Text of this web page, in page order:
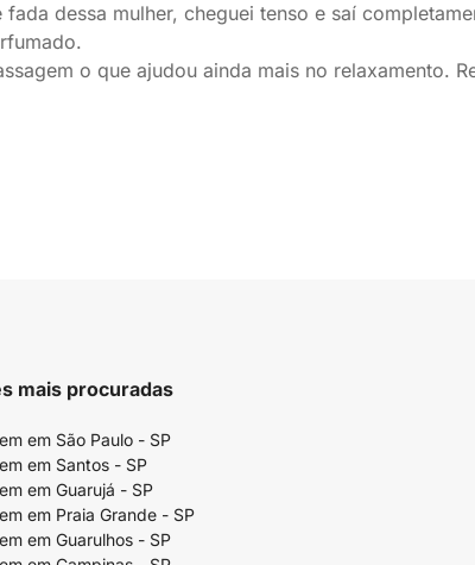
dessa mulher, cheguei tenso e saí
o que ajudou ainda mais no relaxamento.
mais procuradas
em São Paulo - SP
em Santos - SP
em Guarujá - SP
em Praia Grande - SP
em Guarulhos - SP